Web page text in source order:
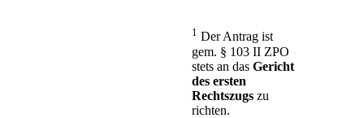
1 Der Antrag ist
gem. § 103 II ZPO
stets an das Gericht
des ersten
Rechtszugs zu
richten.